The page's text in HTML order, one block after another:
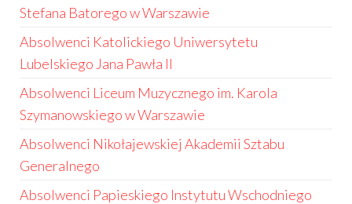
Stefana Batorego w Warszawie
Absolwenci Katolickiego Uniwersytetu
Lubelskiego Jana Pawła II
Absolwenci Liceum Muzycznego im. Karola
Szymanowskiego w Warszawie
Absolwenci Nikołajewskiej Akademii Sztabu
Generalnego
Absolwenci Papieskiego Instytutu Wschodniego